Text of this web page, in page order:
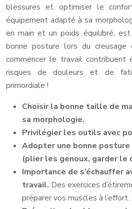
blessures et optimiser le
équipement adapté à sa
en main et un poids équilibré,
bonne posture lors du creusage
commencer le travail contribuent
risques de douleurs et de
primordiale !
Choisir la bonne taille de
sa morphologie.
Privilégier les outils avec
Adopter une bonne posture
(plier les genoux, garder le
Importance de s’échauffer
travail. Des exercices
préparer vos muscles à l’effort.